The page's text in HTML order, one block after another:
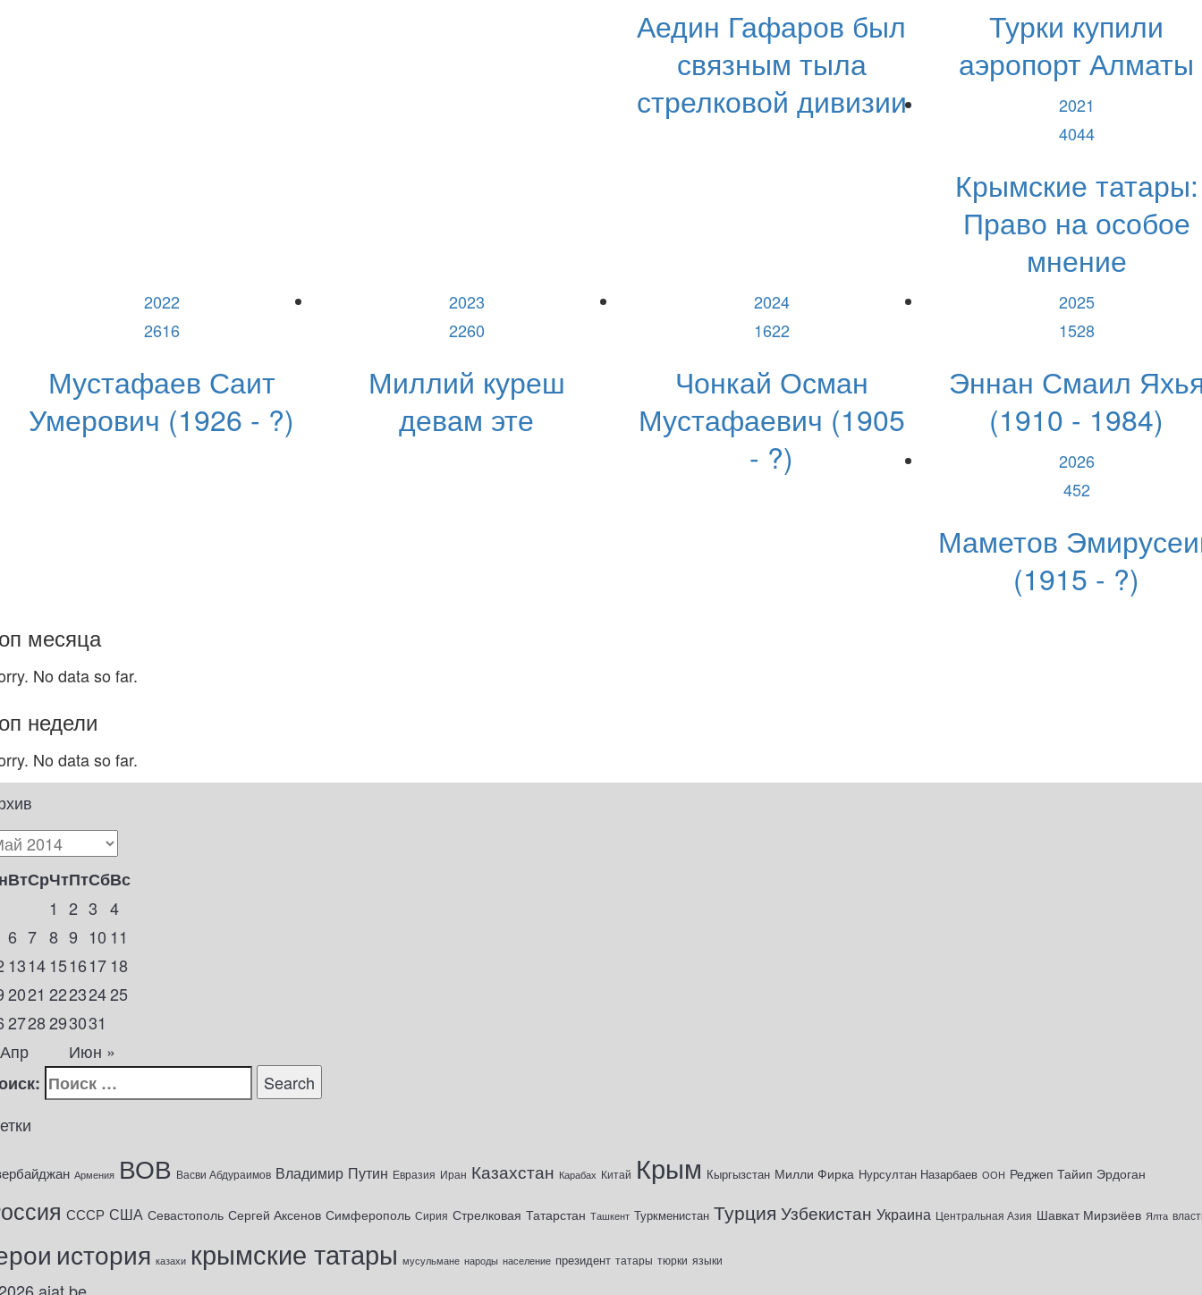
Аедин Гафаров был
связным тыла
стрелковой дивизии
Турки купили
аэропорт Алматы
2021
4044
Крымские татары:
Право на особое
мнение
2022
2616
Мустафаев Саит
Умерович (1926 - ?)
2023
2260
Миллий куреш
девам эте
2024
1622
Чонкай Осман
Мустафаевич (1905
- ?)
2025
1528
Эннан Смаил
(1910 - 1984)
2026
452
Маметов
(1915 - ?)
месяца
No data so far.
недели
No data so far.
ВтСрЧтПтСбВс
Июн »
1 2 3 4
6 7 8 9 10 11
1314 151617 18
2021 22232425
2728293031
Армения ВОВ Васви Абдураимов Владимир Путин Евразия Иран Казахстан Карабах Китай Крым Кыргызстан Милли Фирка Нурсултан Назарбаев ООН Реджеп Тайип Эрдоган
СССР США Севастополь Сергей Аксенов Симферополь Сирия Стрелковая Татарстан Ташкент Туркменистан Турция Узбекистан Украина Центральная Азия Шавкат Мирзиёев Ялта
история казахи крымские татары мусульмане народы население президент татары тюрки языки
ajat.be